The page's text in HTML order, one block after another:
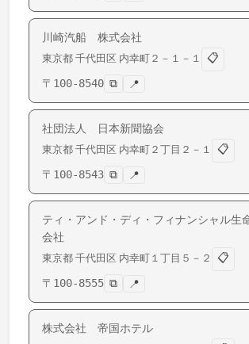
川崎汽船 株式会社
東京都 千代田区 内幸町 ２－１－１
📋
〒 100-8540 ⧉ 📍
社団法人 日本新聞協会
東京都 千代田区 内幸町 ２丁目２－１
📋
〒 100-8543 ⧉ 📍
ティ・アンド・ディ・フィナンシャル
会社
東京都 千代田区 内幸町 １丁目５－２
📋
〒 100-8555 ⧉ 📍
株式会社 帝国ホテル